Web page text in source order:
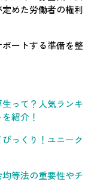
めた労働者の権利
ートする準備を整
生って？人気ランキ
紹介！
っくり！ユニーク
均等法の重要性やチ